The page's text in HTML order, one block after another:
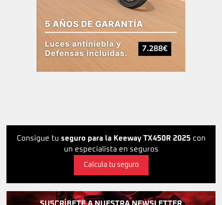
Consigue tu seguro para la Keeway TX450R 2025 con
un especialista en seguros
Calcula tu seguro